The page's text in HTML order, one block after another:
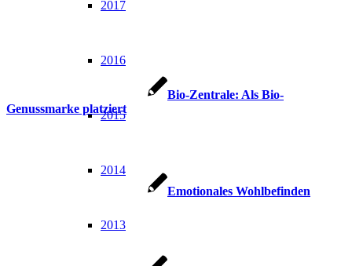
2017
2016
2015
2014
2013
Bio-Zentrale: Als Bio-
Genussmarke platziert
Emotionales Wohlbefinden